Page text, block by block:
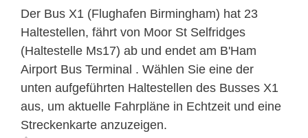
Der Bus X1 (Flughafen Birmingham) hat 23
Haltestellen, fährt von Moor St Selfridges
(Haltestelle Ms17) ab und endet am B'Ham
Airport Bus Terminal . Wählen Sie eine der
unten aufgeführten Haltestellen des Busses X1
aus, um aktuelle Fahrpläne in Echtzeit und eine
Streckenkarte anzuzeigen.